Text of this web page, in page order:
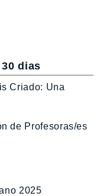
dias
Criado: Una
de Profesoras/es
2025